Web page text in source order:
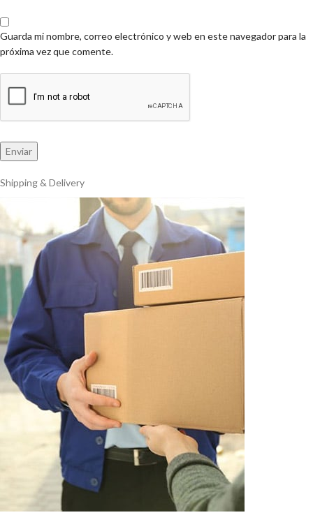
Guarda mi nombre, correo electrónico y web en este navegador para la
próxima vez que comente.
Shipping & Delivery